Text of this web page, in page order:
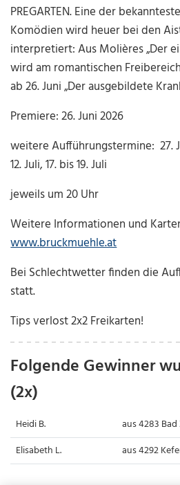
PREGARTEN. Eine der
Komödien wird heuer bei den
interpretiert: Aus Molières „Der
wird am romantischen
ab 26. Juni „Der ausgebildete
Premiere: 26. Juni 2026
weitere Aufführungstermine: 27.
12. Juli, 17. bis 19. Juli
jeweils um 20 Uhr
Weitere Informationen und
www.bruckmuehle.at
Bei Schlechtwetter finden die
statt.
Tips verlost 2x2 Freikarten!
Folgende Gewinner
(2x)
Heidi B.
aus 4283 Bad
Elisabeth L.
aus 4292